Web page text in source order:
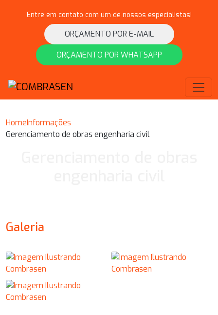
Entre em contato com um de nossos especialistas!
ORÇAMENTO POR E-MAIL
ORÇAMENTO POR WHATSAPP
HomeInformações
Gerenciamento de obras engenharia civil
Galeria